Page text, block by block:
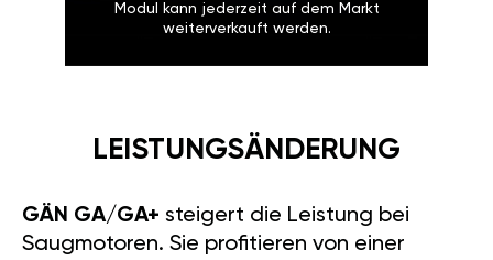
Modul kann jederzeit auf dem Markt
weiterverkauft werden.
LEISTUNGSÄNDERUNG
GÄN GA/GA+ steigert die Leistung bei
Saugmotoren. Sie profitieren von einer